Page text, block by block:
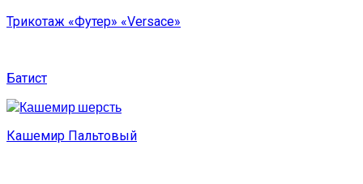
Трикотаж «Футер» «Versace»
Батист
Кашемир Пальтовый